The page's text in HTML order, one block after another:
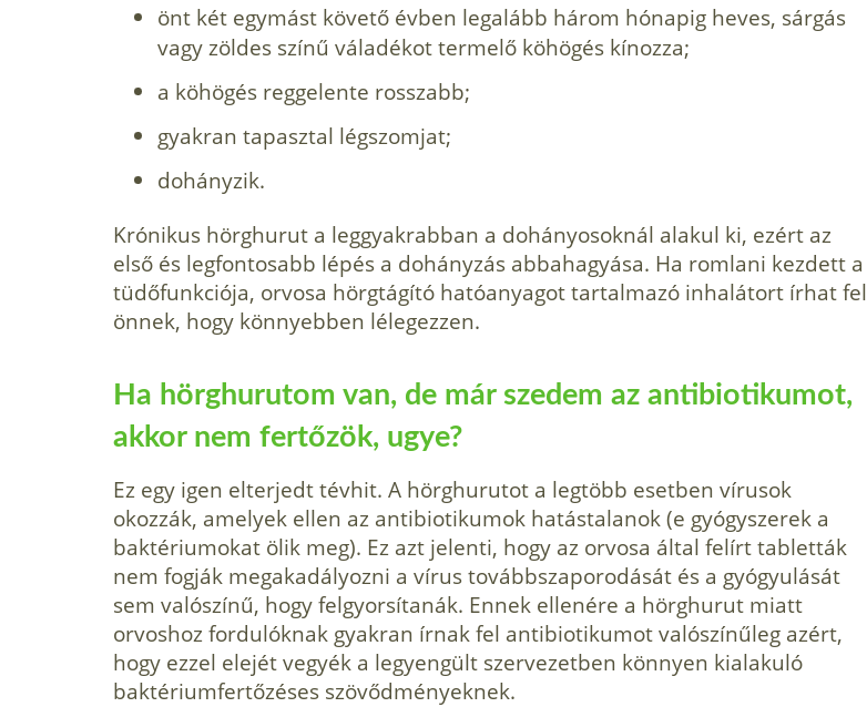
önt két egymást követő évben legalább három hónapig heves, sárgás
vagy zöldes színű váladékot termelő köhögés kínozza;
a köhögés reggelente rosszabb;
gyakran tapasztal légszomjat;
dohányzik.
Krónikus hörghurut a leggyakrabban a dohányosoknál alakul ki, ezért az
első és legfontosabb lépés a dohányzás abbahagyása. Ha romlani kezdett a
tüdőfunkciója, orvosa hörgtágító hatóanyagot tartalmazó inhalátort írhat fel
önnek, hogy könnyebben lélegezzen.
Ha hörghurutom van, de már szedem az antibiotikumot,
akkor nem fertőzök, ugye?
Ez egy igen elterjedt tévhit. A hörghurutot a legtöbb esetben vírusok
okozzák, amelyek ellen az antibiotikumok hatástalanok (e gyógyszerek a
baktériumokat ölik meg). Ez azt jelenti, hogy az orvosa által felírt tabletták
nem fogják megakadályozni a vírus továbbszaporodását és a gyógyulását
sem valószínű, hogy felgyorsítanák. Ennek ellenére a hörghurut miatt
orvoshoz fordulóknak gyakran írnak fel antibiotikumot valószínűleg azért,
hogy ezzel elejét vegyék a legyengült szervezetben könnyen kialakuló
baktériumfertőzéses szövődményeknek.